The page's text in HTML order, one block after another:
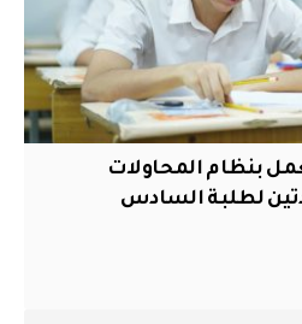
بنظام المحاولات
لطلبة السادس